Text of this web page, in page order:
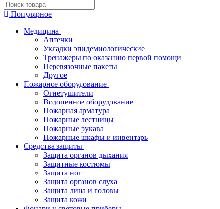
Популярное
Медицина
Аптечки
Укладки эпидемиологические
Тренажеры по оказанию первой помощи
Перевязочные пакеты
Другое
Пожарное оборудование
Огнетушители
Водопенное оборудование
Пожарная арматура
Пожарные лестницы
Пожарные рукава
Пожарные шкафы и инвентарь
Средства защиты
Защита органов дыхания
Защитные костюмы
Защита ног
Защита органов слуха
Защита лица и головы
Защита кожи